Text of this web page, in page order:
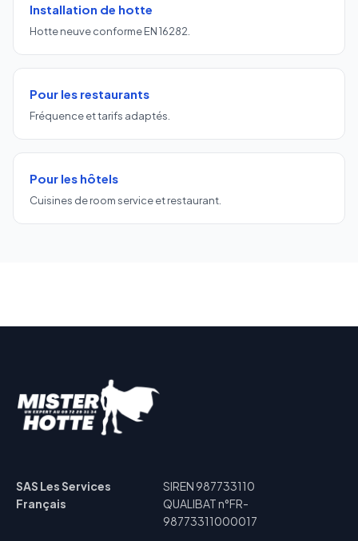
Installation de hotte
Hotte neuve conforme EN 16282.
Pour les restaurants
Fréquence et tarifs adaptés.
Pour les hôtels
Cuisines de room service et restaurant.
SAS Les Services
Français
SIREN 987733110
QUALIBAT n°FR-
98773311000017